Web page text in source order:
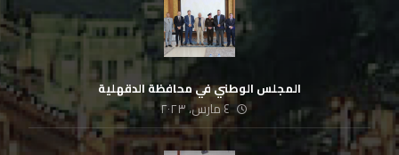
المجلس الوطني في محافظة الدقهلية
٤ مارس، ٢٠٢٣